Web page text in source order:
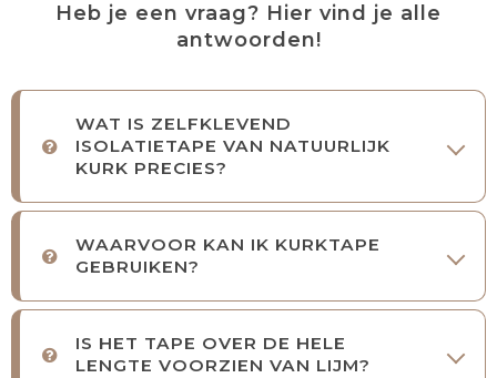
Heb je een vraag? Hier vind je alle
antwoorden!
WAT IS ZELFKLEVEND
ISOLATIETAPE VAN NATUURLIJK
KURK PRECIES?
WAARVOOR KAN IK KURKTAPE
GEBRUIKEN?
IS HET TAPE OVER DE HELE
LENGTE VOORZIEN VAN LIJM?